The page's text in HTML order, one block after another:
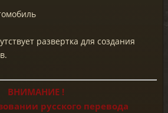
развертка для создания
ВНИМАНИЕ !
русского перевода